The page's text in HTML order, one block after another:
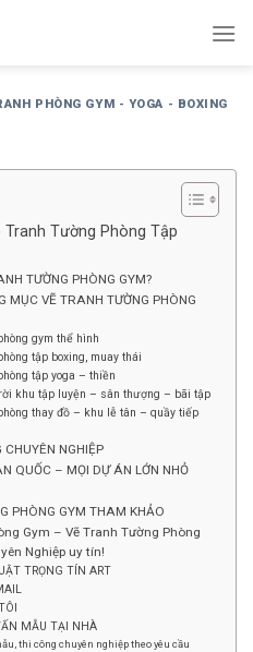
PHÒNG GYM - YOGA - BOXING
Tường Phòng Tập
TƯỜNG PHÒNG GYM?
MỤC VẼ TRANH TƯỜNG PHÒNG
gym thể hình
tập boxing, muay thái
tập yoga – thiền
khu tập luyện – sân thượng – bãi tập
thay đồ – khu lễ tân – quầy tiếp
CHUYÊN NGHIỆP
QUỐC – MỌI DỰ ÁN LỚN NHỎ
PHÒNG GYM THAM KHẢO
Gym – Vẽ Tranh Tường Phòng
Nghiệp uy tín!
TRỌNG TÍN ART
MẪU TẠI NHÀ
thi công chuyên nghiệp theo yêu cầu